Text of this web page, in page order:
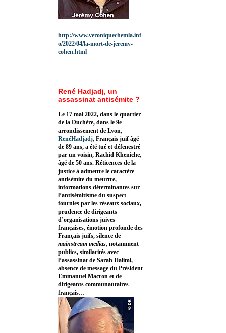
http://www.veroniquechemla.inf
o/2022/04/la-mort-de-jeremy-
cohen.html
René Hadjadj, un
assassinat antisémite ?
Le 17 mai 2022, dans le quartier
de la Duchère, dans le 9e
arrondissement de Lyon,
RenéHadjadj, Français juif âgé
de 89 ans, a été tué et défenestré
par un voisin, Rachid Kheniche,
âgé de 50 ans. Réticences de la
justice à admettre le caractère
antisémite du meurtre,
informations déterminantes sur
l’antisémitisme du suspect
fournies par les réseaux sociaux,
prudence de dirigeants
d’organisations juives
françaises, émotion profonde des
Français juifs, silence de
mainstream medias, notamment
publics, similarités avec
l’assassinat de Sarah Halimi,
absence de message du Président
Emmanuel Macron et de
dirigeants communautaires
français…